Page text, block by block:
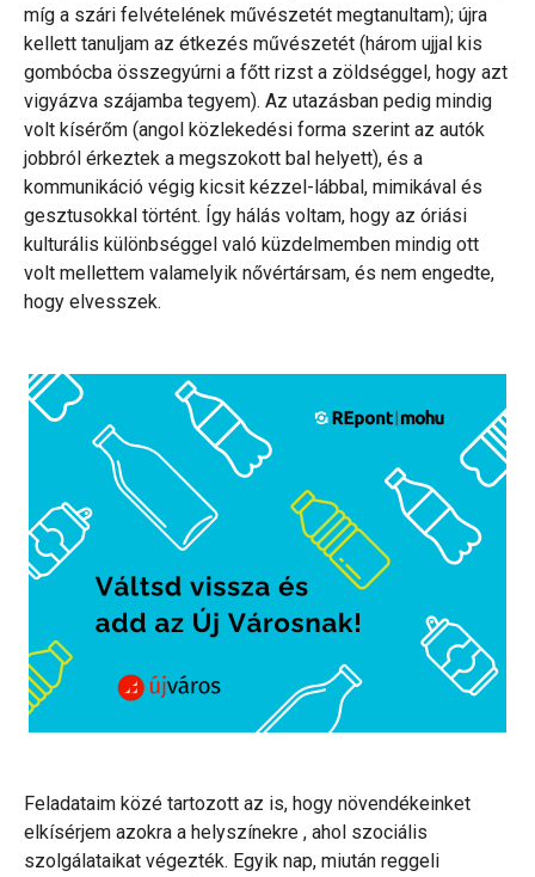
míg a szári felvételének művészetét megtanultam); újra
kellett tanuljam az étkezés művészetét (három ujjal kis
gombócba összegyúrni a főtt rizst a zöldséggel, hogy azt
vigyázva szájamba tegyem). Az utazásban pedig mindig
volt kísérőm (angol közlekedési forma szerint az autók
jobbról érkeztek a megszokott bal helyett), és a
kommunikáció végig kicsit kézzel-lábbal, mimikával és
gesztusokkal történt. Így hálás voltam, hogy az óriási
kulturális különbséggel való küzdelmemben mindig ott
volt mellettem valamelyik nővértársam, és nem engedte,
hogy elvesszek.
Feladataim közé tartozott az is, hogy növendékeinket
elkísérjem azokra a helyszínekre , ahol szociális
szolgálataikat végezték. Egyik nap, miután reggeli